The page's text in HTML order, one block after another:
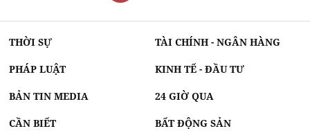
THỜI SỰ TÀI CHÍNH - NGÂN HÀNG
PHÁP LUẬT KINH TẾ - ĐẦU TƯ
BẢN TIN MEDIA 24 GIỜ QUA
CẦN BIẾT BẤT ĐỘNG SẢN